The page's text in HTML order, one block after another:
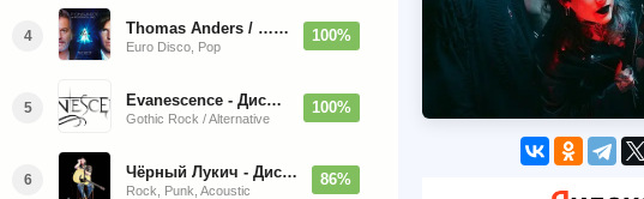
4 Thomas Anders / … Sings Modern Talking: The Best hi-res
Euro Disco, Pop
100%
5 Evanescence - Дискография (1998-2026)
Gothic Rock / Alternative
100%
6 Чёрный Лукич - Дискография (1987-2014)
Rock, Punk, Acoustic
86%